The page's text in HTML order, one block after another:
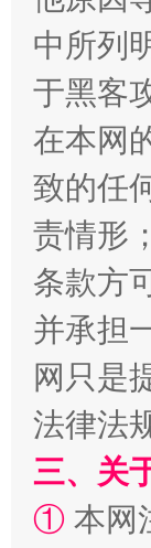
阿坝
中所列
于黑客
在本网
致的任
责情形；
条款方
并承担
网只是
法律法
三、关
① 本网